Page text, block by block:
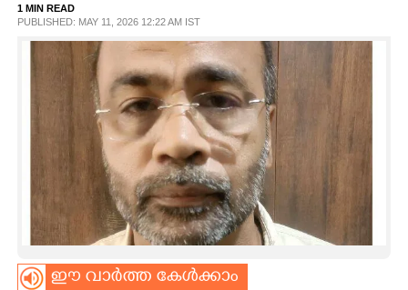
SPIRITUAL
ART
ASTRO
1 MIN READ
PUBLISHED: MAY 11, 2026 12:22 AM IST
ഈ വാർത്ത കേൾക്കാം